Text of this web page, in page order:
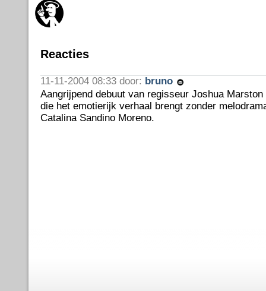
Reacties
11-11-2004 08:33 door: bruno
Aangrijpend debuut van regisseur Joshua Marston
die het emotierijk verhaal brengt zonder
Catalina Sandino Moreno.